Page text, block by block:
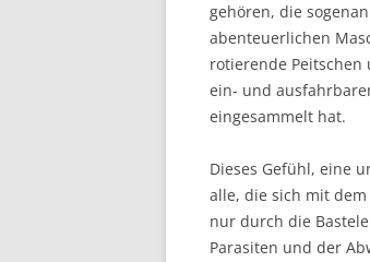
gehören, die
abenteuerlichen
rotierende
ein- und
eingesammelt hat.
Dieses Gefühl, eine
alle, die sich mit
nur durch die
Parasiten und der